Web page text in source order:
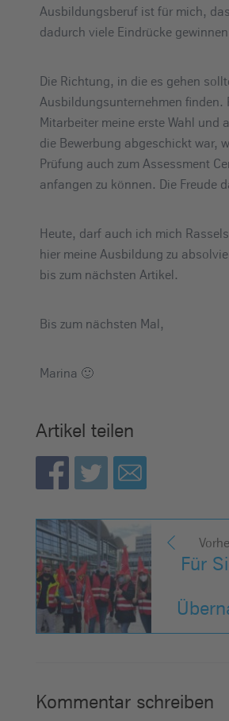
Ausbildungsberuf ist für mich,
dadurch viele Eindrücke
Die Richtung, in die es gehen
Ausbildungsunternehmen finden.
Mitarbeiter meine erste Wahl und
die Bewerbung abgeschickt war,
Prüfung auch zum Assessment
anfangen zu können. Die Freude
Heute, darf auch ich mich
hier meine Ausbildung zu
bis zum nächsten Artikel.
Bis zum nächsten Mal,
Marina 🙂
Artikel teilen
Für
Kommentar schreiben